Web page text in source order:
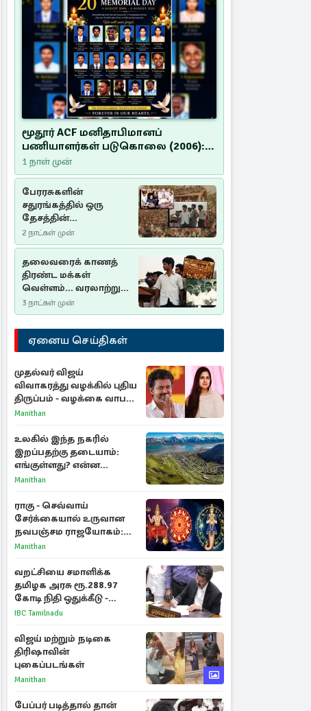
மூதூர் ACF மனிதாபிமானப்
பணியாளர்கள் படுகொலை (2006):
20 ஆண்டுகளாகியும் நீதி
மறுக்கப்பட்ட மனிதாபிமானப்
பேரவலம்
1 நாள் முன்
பேரரசுகளின்
சதுரங்கத்தில் ஒரு
தேசத்தின்
தீர்க்கதரிசனம் :
சுதுமலை பிரகடனம்
ஒரு வரலாற்றுப் பாடம்
2 நாட்கள் முன்
தலைவரைக் காணத்
திரண்ட மக்கள்
வெள்ளம்... வரலாற்றுச்
சிறப்புமிக்க சுதுமலைப்
பிரகடனம்…
3 நாட்கள் முன்
ஏனைய செய்திகள்
முதல்வர் விஜய்
விவாகரத்து வழக்கில் புதிய
திருப்பம் - வழக்கை வாபஸ்
பெற்ற சங்கீதா!
Manithan
உலகில் இந்த நகரில்
இறப்பதற்கு தடையாம்:
எங்குள்ளது? என்ன
காரணம் தெரியுமா?
Manithan
ராகு - செவ்வாய்
சேர்க்கையால் உருவான
நவபஞ்சம ராஜயோகம்:
அதிர்ஷ்டம் பெறும் 3
Manithan
வறட்சியை சமாளிக்க
தமிழக அரசு ரூ.288.97
கோடி நிதி ஒதுக்கீடு -
வெளியான அரசாணை
IBC Tamilnadu
விஜய் மற்றும் நடிகை
திரிஷாவின்
புகைப்படங்கள்
Manithan
பேப்பர் படித்தால் தான்